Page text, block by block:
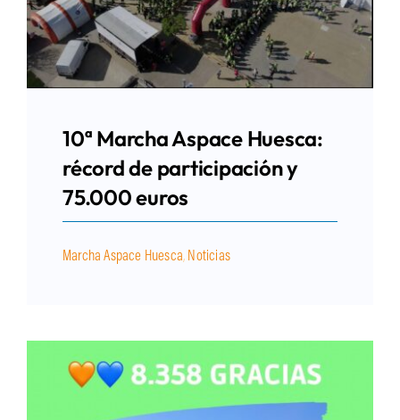
10ª Marcha Aspace Huesca:
récord de participación y
75.000 euros
Marcha Aspace Huesca, Noticias